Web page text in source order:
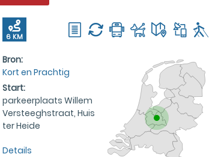
6 KM
Bron:
Kort en Prachtig
Start:
parkeerplaats Willem
Versteeghstraat, Huis
ter Heide
Details